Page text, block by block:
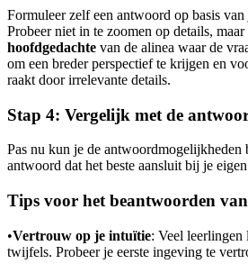
Formuleer zelf een antwoord op basis
Probeer niet in te zoomen op details,
hoofdgedachte van de alinea waar de
om een breder perspectief te krijgen en
raakt door irrelevante details.
Stap 4: Vergelijk met de
Pas nu kun je de antwoordmogelijkheden
antwoord dat het beste aansluit bij je
Tips voor het beantwoorden
•Vertrouw op je intuïtie: Veel leerlingen
twijfels. Probeer je eerste ingeving te